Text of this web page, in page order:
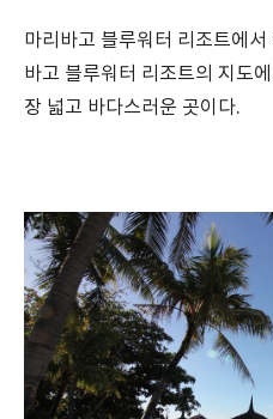
마리바고 블루워터 리조트에
바고 블루워터 리조트의 지도
장 넓고 바다스러운 곳이다.